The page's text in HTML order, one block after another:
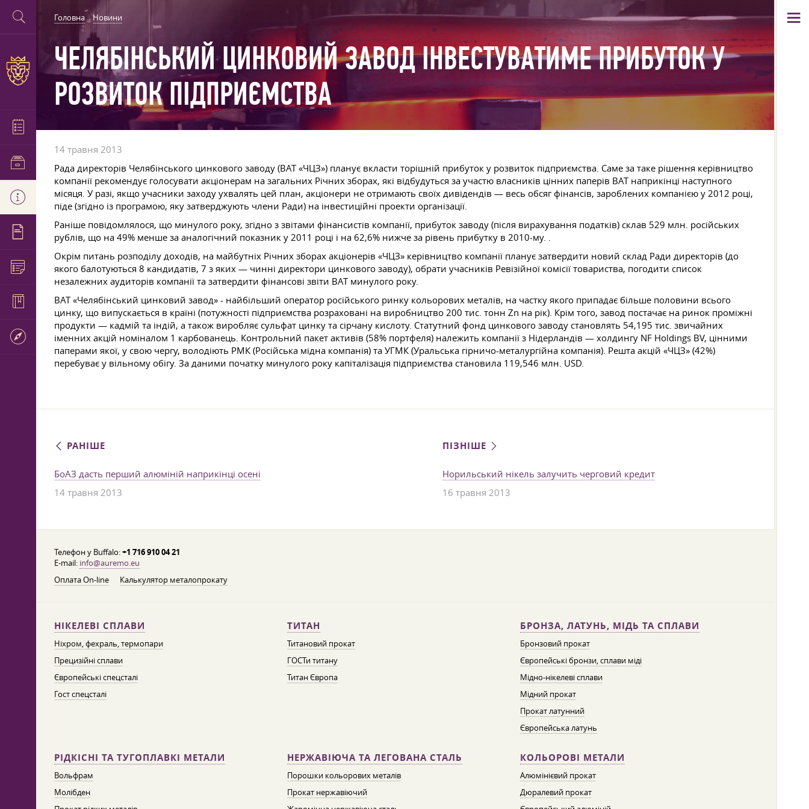
Головна Новини
ЧЕЛЯБІНСЬКИЙ ЦИНКОВИЙ ЗАВОД ІНВЕСТУВАТИМЕ ПРИБУТОК У
РОЗВИТОК ПІДПРИЄМСТВА
14 травня 2013
Рада директорів Челябінського цинкового заводу (ВАТ «ЧЦЗ») планує вкласти торішній прибуток у розвиток підприємства. Саме за таке рішення керівництво
компанії рекомендує голосувати акціонерам на загальних Річних зборах, які відбудуться за участю власників цінних паперів ВАТ наприкінці наступного
місяця. У разі, якщо учасники заходу ухвалять цей план, акціонери не отримають своїх дивідендів — весь обсяг фінансів, зароблених компанією у 2012 році,
піде (згідно із програмою, яку затверджують члени Ради) на інвестиційні проекти організації.
Раніше повідомлялося, що минулого року, згідно з звітами фінансистів компанії, прибуток заводу (після вирахування податків) склав 529 млн. російських
рублів, що на 49% менше за аналогічний показник у 2011 році і на 62,6% нижче за рівень прибутку в 2010-му. .
Окрім питань розподілу доходів, на майбутніх Річних зборах акціонерів «ЧЦЗ» керівництво компанії планує затвердити новий склад Ради директорів (до
якого балотуються 8 кандидатів, 7 з яких — чинні директори цинкового заводу), обрати учасників Ревізійної комісії товариства, погодити список
незалежних аудиторів компанії та затвердити фінансові звіти ВАТ минулого року.
ВАТ «Челябінський цинковий завод» - найбільший оператор російського ринку кольорових металів, на частку якого припадає більше половини всього
цинку, що випускається в країні (потужності підприємства розраховані на виробництво 200 тис. тонн Zn на рік). Крім того, завод постачає на ринок проміжні
продукти — кадмій та індій, а також виробляє сульфат цинку та сірчану кислоту. Статутний фонд цинкового заводу становлять 54,195 тис. звичайних
іменних акцій номіналом 1 карбованець. Контрольний пакет активів (58% портфеля) належить компанії з Нідерландів — холдингу NF Holdings BV, цінними
паперами якої, у свою чергу, володіють РМК (Російська мідна компанія) та УГМК (Уральська гірничо-металургійна компанія). Решта акцій «ЧЦЗ» (42%)
перебуває у вільному обігу. За даними початку минулого року капіталізація підприємства становила 119,546 млн. USD.
РАНІШЕ
БоАЗ дасть перший алюміній наприкінці осені
14 травня 2013
ПІЗНІШЕ
Норильський нікель залучить черговий кредит
16 травня 2013
Телефон у Buffalo:+1 716 910 04 21
E-mail: info@auremo.eu
Оплата On-line
Калькулятор металопрокату
НІКЕЛЕВІ СПЛАВИ
Ніхром, фехраль, термопари
Прецизійні сплави
Європейські спецсталі
Гост спецсталі
ТИТАН
Титановий прокат
ГОСТи титану
Титан Європа
БРОНЗА, ЛАТУНЬ, МІДЬ ТА СПЛАВИ
Бронзовий прокат
Європейські бронзи, сплави міді
Мідно-нікелеві сплави
Мідний прокат
Прокат латунний
Європейська латунь
РІДКІСНІ ТА ТУГОПЛАВКІ МЕТАЛИ
Вольфрам
Молібден
НЕРЖАВІЮЧА ТА ЛЕГОВАНА СТАЛЬ
Порошки кольорових металів
Прокат нержавіючий
КОЛЬОРОВІ МЕТАЛИ
Алюмінієвий прокат
Дюралевий прокат